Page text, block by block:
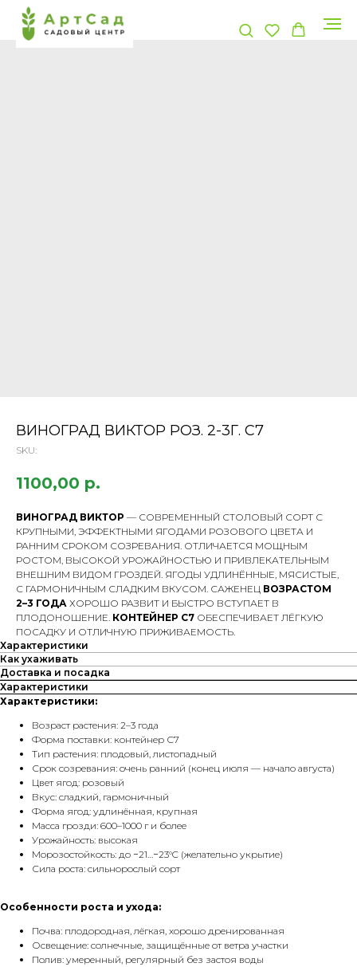
ВИНОГРАД ВИКТОР РОЗ. 2-3Г. С7
SKU:
1100,00 р.
ВИНОГРАД ВИКТОР — СОВРЕМЕННЫЙ СТОЛОВЫЙ СОРТ С
КРУПНЫМИ, ЭФФЕКТНЫМИ ЯГОДАМИ РОЗОВОГО ЦВЕТА И
РАННИМ СРОКОМ СОЗРЕВАНИЯ. ОТЛИЧАЕТСЯ МОЩНЫМ
РОСТОМ, ВЫСОКОЙ УРОЖАЙНОСТЬЮ И ПРИВЛЕКАТЕЛЬНЫМ
ВНЕШНИМ ВИДОМ ГРОЗДЕЙ. ЯГОДЫ УДЛИНЁННЫЕ, МЯСИСТЫЕ,
С ГАРМОНИЧНЫМ СЛАДКИМ ВКУСОМ. САЖЕНЕЦ ВОЗРАСТОМ
2–3 ГОДА ХОРОШО РАЗВИТ И БЫСТРО ВСТУПАЕТ В
ПЛОДОНОШЕНИЕ. КОНТЕЙНЕР С7 ОБЕСПЕЧИВАЕТ ЛЁГКУЮ
ПОСАДКУ И ОТЛИЧНУЮ ПРИЖИВАЕМОСТЬ.
Характеристики
Как ухаживать
Доставка и посадка
Характеристики
Характеристики:
Возраст растения: 2–3 года
Форма поставки: контейнер С7
Тип растения: плодовый, листопадный
Срок созревания: очень ранний (конец июля — начало августа)
Цвет ягод: розовый
Вкус: сладкий, гармоничный
Форма ягод: удлинённая, крупная
Масса грозди: 600–1000 г и более
Урожайность: высокая
Морозостойкость: до −21…−23°C (желательно укрытие)
Сила роста: сильнорослый сорт
Особенности роста и ухода:
Почва: плодородная, лёгкая, хорошо дренированная
Освещение: солнечные, защищённые от ветра участки
Полив: умеренный, регулярный без застоя воды